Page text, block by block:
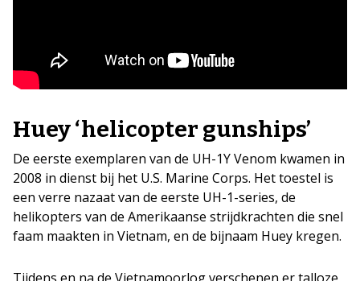
Huey ‘helicopter gunships’
De eerste exemplaren van de UH-1Y Venom kwamen in
2008 in dienst bij het U.S. Marine Corps. Het toestel is
een verre nazaat van de eerste UH-1-series, de
helikopters van de Amerikaanse strijdkrachten die snel
faam maakten in Vietnam, en de bijnaam Huey kregen.